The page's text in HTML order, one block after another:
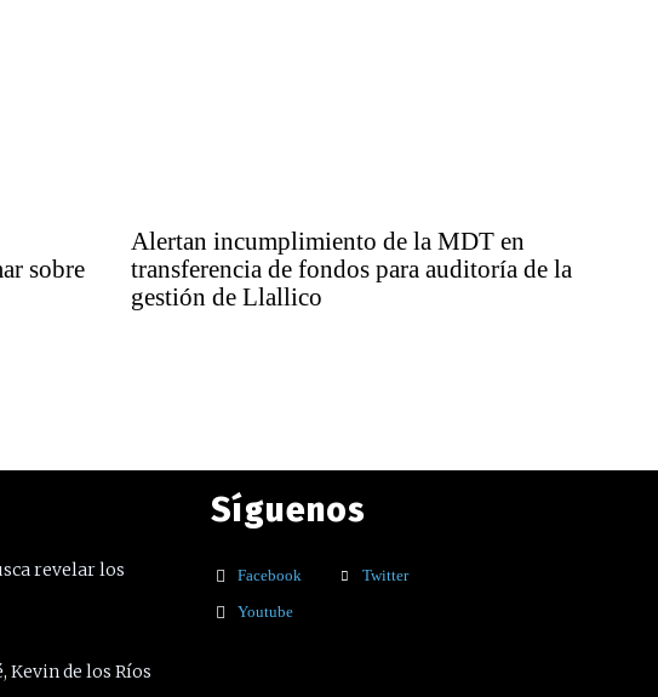
sobre
Alertan incumplimiento de la MDT en
transferencia de fondos para auditoría de la
gestión de Llallico
revelar los
Kevin de los Ríos
Síguenos
Facebook
Twitter
Youtube